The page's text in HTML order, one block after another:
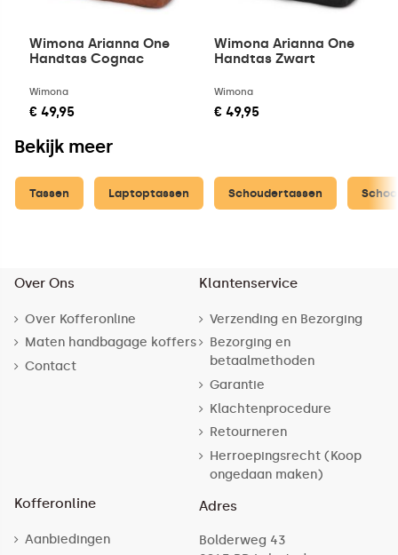
Wimona Arianna One
Handtas Cognac
Wimona
€ 49,95
Wimona Arianna One
Handtas Zwart
Wimona
€ 49,95
Bekijk meer
Tassen Laptoptassen Schoudertassen
Over Ons
Over Kofferonline
Maten handbagage koffers
Contact
Klantenservice
Verzending en Bezorging
Bezorging en
betaalmethoden
Garantie
Klachtenprocedure
Retourneren
Herroepingsrecht (Koop
ongedaan maken)
Kofferonline
Aanbiedingen
Adres
Bolderweg 43